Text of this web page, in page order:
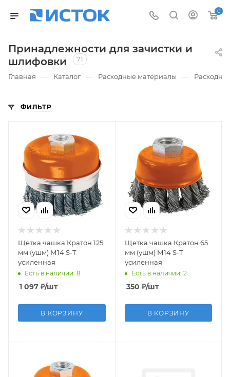
0
Принадлежности для зачистки и
шлифовки
71
Главная — Каталог — Расходные материалы —
ФИЛЬТР
Щетка чашка Кратон 125
мм (ушм) М14 S-T
усиленная
Есть в наличии: 8
1 097 ₽/шт
В КОРЗИНУ
Щетка чашка Кратон 65
мм (ушм) М14 S-T
усиленная
Есть в наличии: 2
350 ₽/шт
В КОРЗИНУ